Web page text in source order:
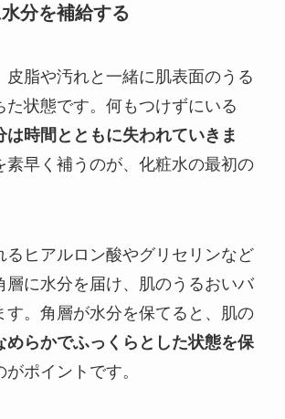
分を補給する
皮脂や汚れと一緒に肌表面のうる
た状態です。何もつけずにいる
は時間とともに失われていきま
素早く補うのが、化粧水の最初の
るヒアルロン酸やグリセリンなど
層に水分を届け、肌のうるおいバ
す。角層が水分を保てると、肌の
めらかでふっくらとした状態を保
がポイントです。